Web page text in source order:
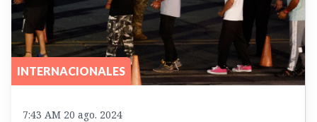
INTERNACIONALES
7:43 AM 20 ago. 2024